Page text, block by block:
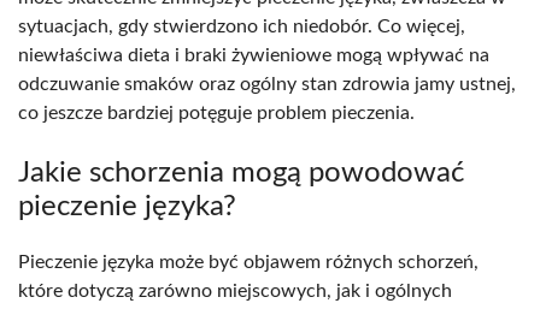
sytuacjach, gdy stwierdzono ich niedobór. Co więcej,
niewłaściwa dieta i braki żywieniowe mogą wpływać na
odczuwanie smaków oraz ogólny stan zdrowia jamy ustnej,
co jeszcze bardziej potęguje problem pieczenia.
Jakie schorzenia mogą powodować
pieczenie języka?
Pieczenie języka może być objawem różnych schorzeń,
które dotyczą zarówno miejscowych, jak i ogólnych